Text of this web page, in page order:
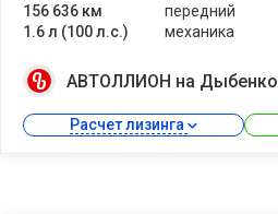
156 636 км
1.6 л (100 л.с.)
передний
механика
АВТОЛЛИОН на Дыбенко
Расчет лизинга